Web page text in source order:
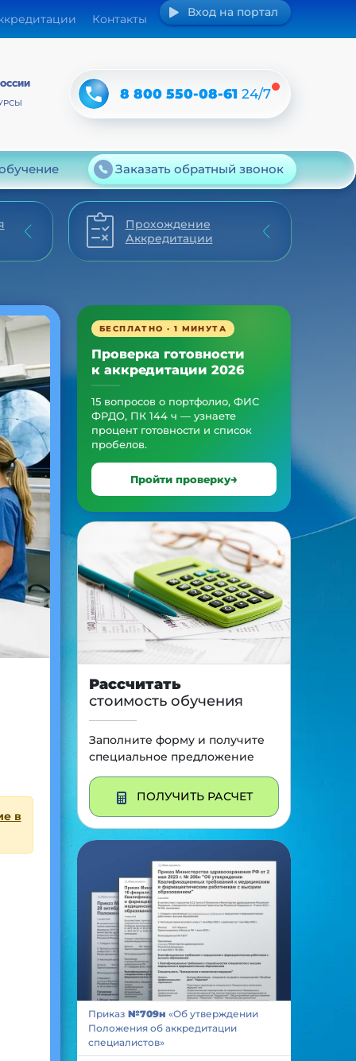
Контакты Вход на портал
8 800 550-08-6124/7
Заказать обратный звонок
Прохождение
Аккредитации
в
БЕСПЛАТНО · 1 МИНУТА
Проверка готовности
к аккредитации 2026
15 вопросов о портфолио, ФИС
ФРДО, ПК 144 ч — узнаете
процент готовности и список
пробелов.
Пройти проверку
Рассчитать
стоимость обучения
Заполните форму и получите
специальное предложение
ПОЛУЧИТЬ РАСЧЕТ
Приказ №709н «Об утверждении
Положения об аккредитации
специалистов»